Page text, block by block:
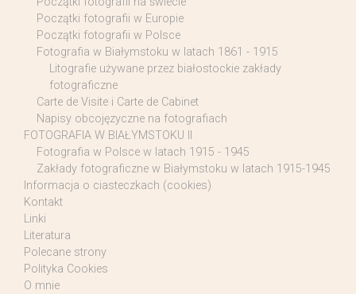
Początki fotografii w Europie
Początki fotografii w Polsce
Fotografia w Białymstoku w latach 1861 - 1915
Litografie używane przez białostockie zakłady
fotograficzne
Carte de Visite i Carte de Cabinet
Napisy obcojęzyczne na fotografiach
FOTOGRAFIA W BIAŁYMSTOKU II
Fotografia w Polsce w latach 1915 - 1945
Zakłady fotograficzne w Białymstoku w latach 1915-1945
Informacja o ciasteczkach (cookies)
Kontakt
Linki
Literatura
Polecane strony
Polityka Cookies
O mnie